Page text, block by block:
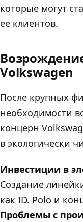
которые могут
ее клиентов.
Volkswagen
После крупных
необходимости
концерн
в экологически
Инвестиции в
Создание
как ID. Polo и
Проблемы с